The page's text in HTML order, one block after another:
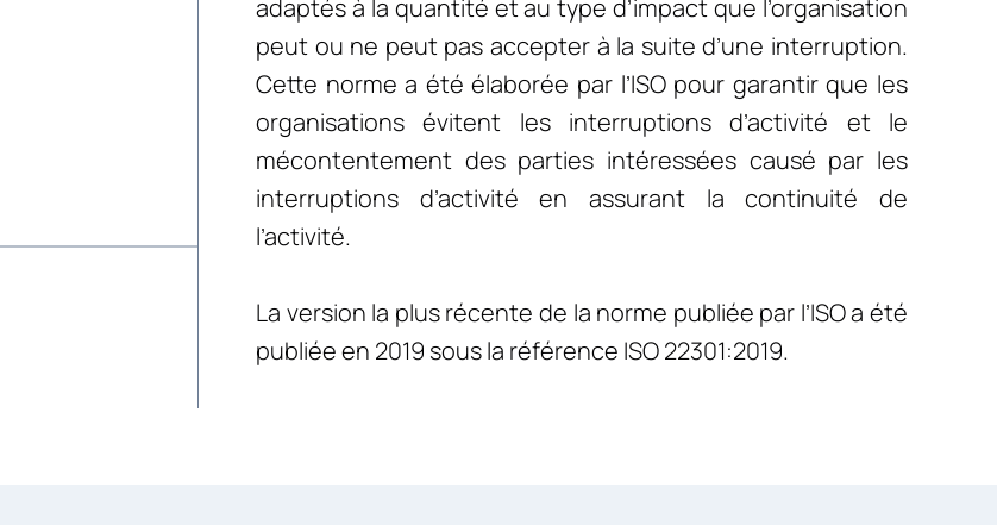
adaptés à la quantité et au type d’impact que l’organisation
peut ou ne peut pas accepter à la suite d’une interruption.
Cette norme a été élaborée par l’ISO pour garantir que les
organisations évitent les interruptions d’activité et le
mécontentement des parties intéressées causé par les
interruptions d’activité en assurant la continuité de
l’activité.
La version la plus récente de la norme publiée par l’ISO a été
publiée en 2019 sous la référence ISO 22301:2019.